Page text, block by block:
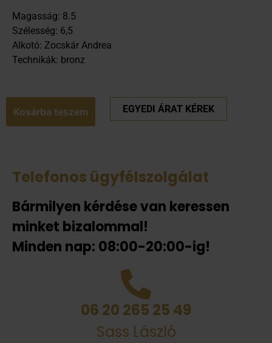
Magasság: 8.5
Szélesség: 6,5
Alkotó: Zocskár Andrea
Technikák: bronz
Kosárba teszem EGYEDI ÁRAT KÉREK
Telefonos ügyfélszolgálat
Bármilyen kérdése van keressen
minket bizalommal!
Minden nap: 08:00-20:00-ig!
06 20 265 25 49
Sass László